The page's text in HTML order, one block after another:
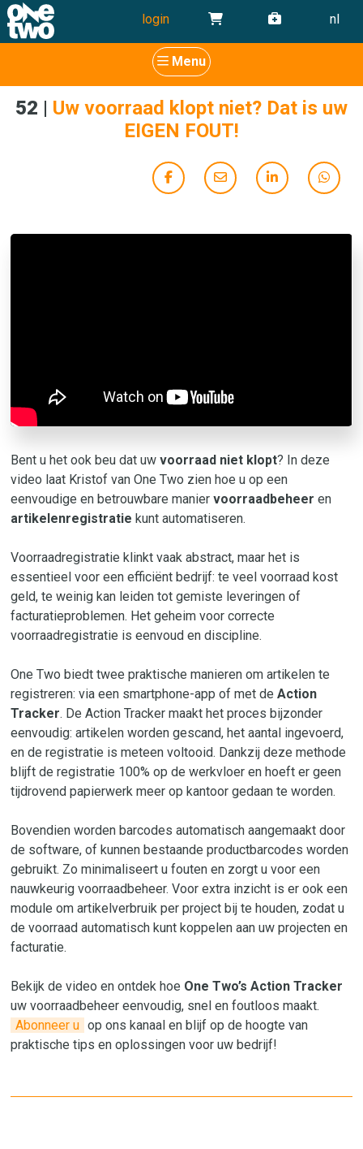
login nl
Menu
52 | Uw voorraad klopt niet? Dat is uw
EIGEN FOUT!
Bent u het ook beu dat uwvoorraad niet klopt? In deze
video laat Kristof van One Two zien hoe u op een
eenvoudige en betrouwbare maniervoorraadbeheer en
artikelenregistratie kunt automatiseren.
Voorraadregistratie klinkt vaak abstract, maar het is
essentieel voor een efficiënt bedrijf: te veel voorraad kost
geld, te weinig kan leiden tot gemiste leveringen of
facturatieproblemen. Het geheim voor correcte
voorraadregistratie is eenvoud en discipline.
One Two biedt twee praktische manieren om artikelen te
registreren: via een smartphone-app of met deAction
Tracker. De Action Tracker maakt het proces bijzonder
eenvoudig: artikelen worden gescand, het aantal ingevoerd,
en de registratie is meteen voltooid. Dankzij deze methode
blijft de registratie 100% op de werkvloer en hoeft er geen
tijdrovend papierwerk meer op kantoor gedaan te worden.
Bovendien worden barcodes automatisch aangemaakt door
de software, of kunnen bestaande productbarcodes worden
gebruikt. Zo minimaliseert u fouten en zorgt u voor een
nauwkeurig voorraadbeheer. Voor extra inzicht is er ook een
module om artikelverbruik per project bij te houden, zodat u
de voorraad automatisch kunt koppelen aan uw projecten en
facturatie.
Bekijk de video en ontdek hoe One Two’s Action Tracker
uw voorraadbeheer eenvoudig, snel en foutloos maakt.
Abonneer u op ons kanaal en blijf op de hoogte van
praktische tips en oplossingen voor uw bedrijf!